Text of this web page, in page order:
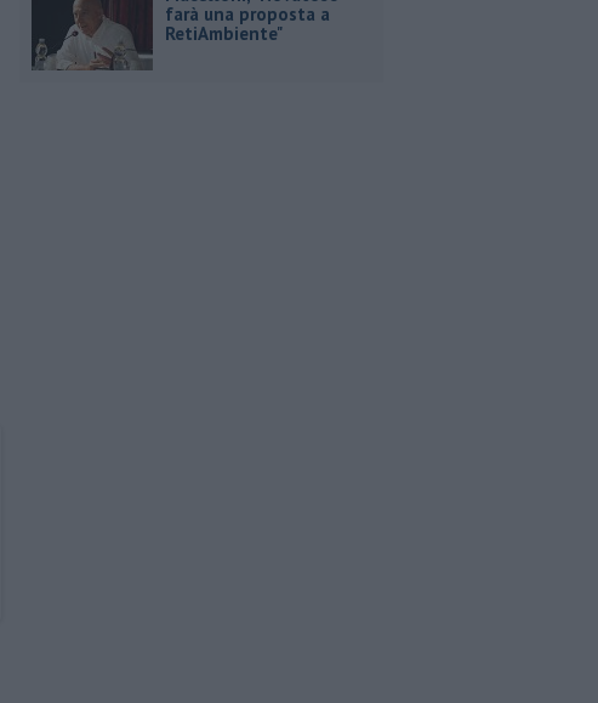
farà una proposta a
RetiAmbiente"